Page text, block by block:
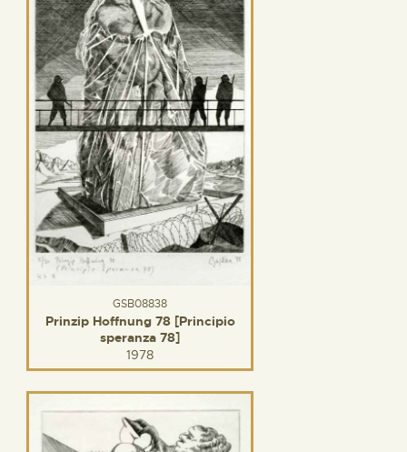
GSB08838
Prinzip Hoffnung 78 [Principio
speranza 78]
1978